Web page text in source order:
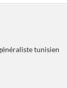
tunisien